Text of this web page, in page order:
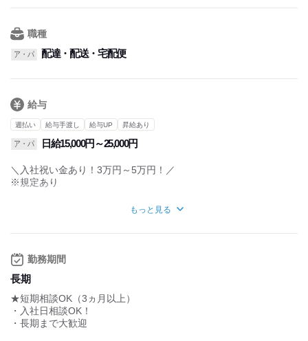
・土日祝のみ
・週4日～
・がっつり週6で勤務
9:00~ 指定エリアへ配送スタート
12:00~ お昼休憩
13:00~ 配送再開
15:00~ 少し休憩してから別へリアへ向かう
17:00~ 荷物を届ける
20:00~ 返却漏れがないかチェックし帰宅
■週4日～要相談
■シフトはLINEなどで提出なので
スケジュール管理が楽です
職種
ア・パ 配達・配送・宅配便
給与
週払い 給与手渡し 給与UP 昇給あり
ア・パ 日給15,000円～25,000円
＼入社祝い金あり！3万円～5万円！／
※規定あり
【出来高制で働ける方積極採用中】
週5勤務で,,,40万円以上！
②通常配送
例：日当15,000円×23日＝34,5000円（2ヶ月目STAFF）
③企業配送
もっと見る
勤務期間
長期
★短期相談OK（3ヵ月以上）
・入社日相談OK！
・長期まで大歓迎